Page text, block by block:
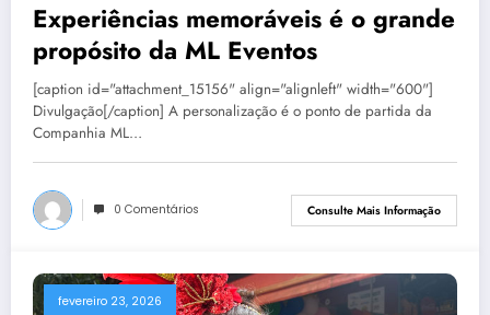
Experiências memoráveis é o grande
propósito da ML Eventos
[caption id="attachment_15156" align="alignleft" width="600"]
Divulgação[/caption] A personalização é o ponto de partida da
Companhia ML…
0 Comentários Consulte Mais Informação
fevereiro 23, 2026